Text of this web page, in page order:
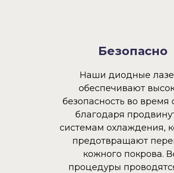
Безопасно
Наши диодные
обеспечивают
безопасность во время
благодаря
системам охлаждения,
предотвращают
кожного покрова.
процедуры